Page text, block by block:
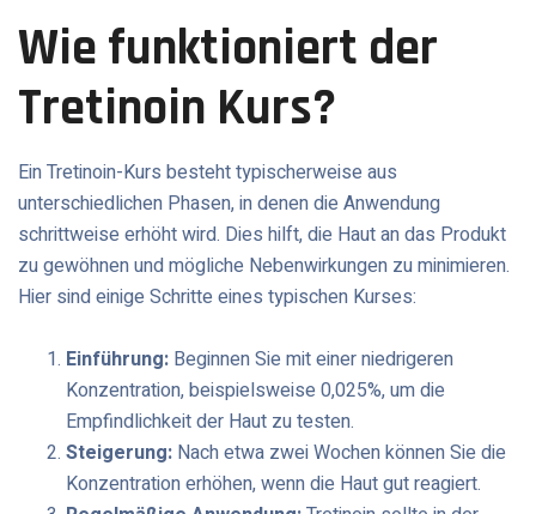
Wie funktioniert der
Tretinoin Kurs?
Ein Tretinoin-Kurs besteht typischerweise aus
unterschiedlichen Phasen, in denen die Anwendung
schrittweise erhöht wird. Dies hilft, die Haut an das Produkt
zu gewöhnen und mögliche Nebenwirkungen zu minimieren.
Hier sind einige Schritte eines typischen Kurses:
Einführung: Beginnen Sie mit einer niedrigeren
Konzentration, beispielsweise 0,025%, um die
Empfindlichkeit der Haut zu testen.
Steigerung: Nach etwa zwei Wochen können Sie die
Konzentration erhöhen, wenn die Haut gut reagiert.